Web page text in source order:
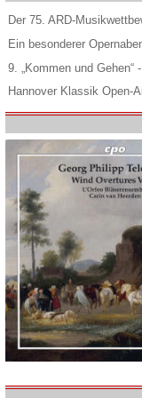
Der 75. ARD-
Ein besonderer
9. „Kommen und
Hannover Klassik Open-